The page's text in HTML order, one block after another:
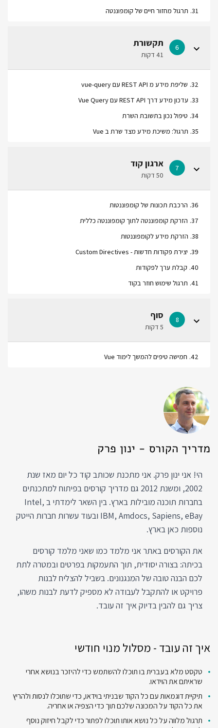
31
. תרגול מחזור חיים של קומפוננטה
6 תקשורת
41 דקות
32
. שליפת מידע מ REST API עם vue-query
33
. עדכון מידע דרך REST API עם Vue Query
34
. טיפול נכון בתשובת השרת
35
. תרגול: משיכת מידע מצד שרת ב Vue
7 ארגון קוד
50 דקות
36
. הרכבת תכונות של קומפוננטות
37
. הזרקת קומפוננטה לתוך קומפוננטה כללית
38
. הזרקת מידע לקומפוננטות
39
. יצירת פקודות חדשות - Custom Directives
40
. קבלת ערך לפקודות
41
. תרגול שימוש חוזר בקוד
8 סוף
5 דקות
42
. חמישה טיפים להמשך לימוד Vue
מדריך הקורס - ינון פרק
הי! אני ינון פרק. אני מתכנת שכותב קוד כל יום מאז שנת
2002, ומשנת 2012 גם מדריך קורסים בפיתוח למתכנתים
בחברות תוכנה מובילות בארץ. בין השאר לימדתי ב Intel,
IBM, Amdocs, Sapiens, eBay ובעוד עשרות חברות הייטק
נוספות כאן בארץ.
את הקורסים באתר אני מלמד כמו שאני מלמד קורסים
בכיתה: בצורה יסודית, תוך התעמקות בפרטים ובמטרה לתת
לכם הבנה טובה של המנגנונים. בשביל להצליח לבנות
פרויקט או להתקבל לעבודה לא מספיק לדעת לבנות משהו,
צריך גם להבין בדיוק איך זה עובד.
איך זה עובד - מסלול מנוי חודשי
טקסט מלא בעברית בו תוכלו להשתמש כדי להיזכר בנושא אחרי
שראיתם את הוידאו.
תיקיית דוגמאות עם כל הקוד שבניתי בוידאו, כדי שתוכלו לנסות ולהריץ
את כל הקוד על המכונה שלכם תוך כדי הצפיה או אחריה.
תרגול מלווה על כל נושא אותו תוכלו לפתור כדי לקבל חיזוק נוסף